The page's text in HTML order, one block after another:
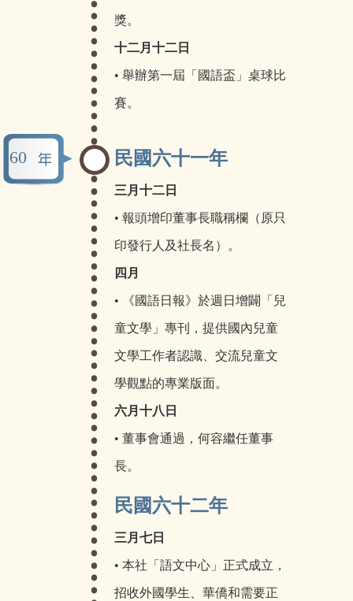
獎。
十二月十二日
• 舉辦第一屆「國語盃」桌球比
賽。
60 民國六十一年
三月十二日
• 報頭增印董事長職稱欄（原只
印發行人及社長名）。
四月
• 《國語日報》於週日增闢「兒
童文學」專刊，提供國內兒童
文學工作者認識、交流兒童文
學觀點的專業版面。
六月十八日
• 董事會通過，何容繼任董事
長。
民國六十二年
三月七日
• 本社「語文中心」正式成立，
招收外國學生、華僑和需要正